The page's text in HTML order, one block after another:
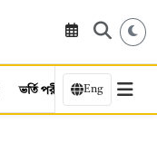
ভর্তি পরীক্ষা কর্মসংস্থান
Eng